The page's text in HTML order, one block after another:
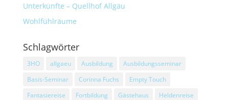
Unterkünfte – Quellhof Allgäu
Wohlfühlräume
Schlagwörter
3HO allgaeu Ausbildung
Ausbildungsseminar
Basis-Seminar
Corinna Fuchs
Empty Touch
Fantasiereise
Fortbildung Gästehaus
Heldenreise